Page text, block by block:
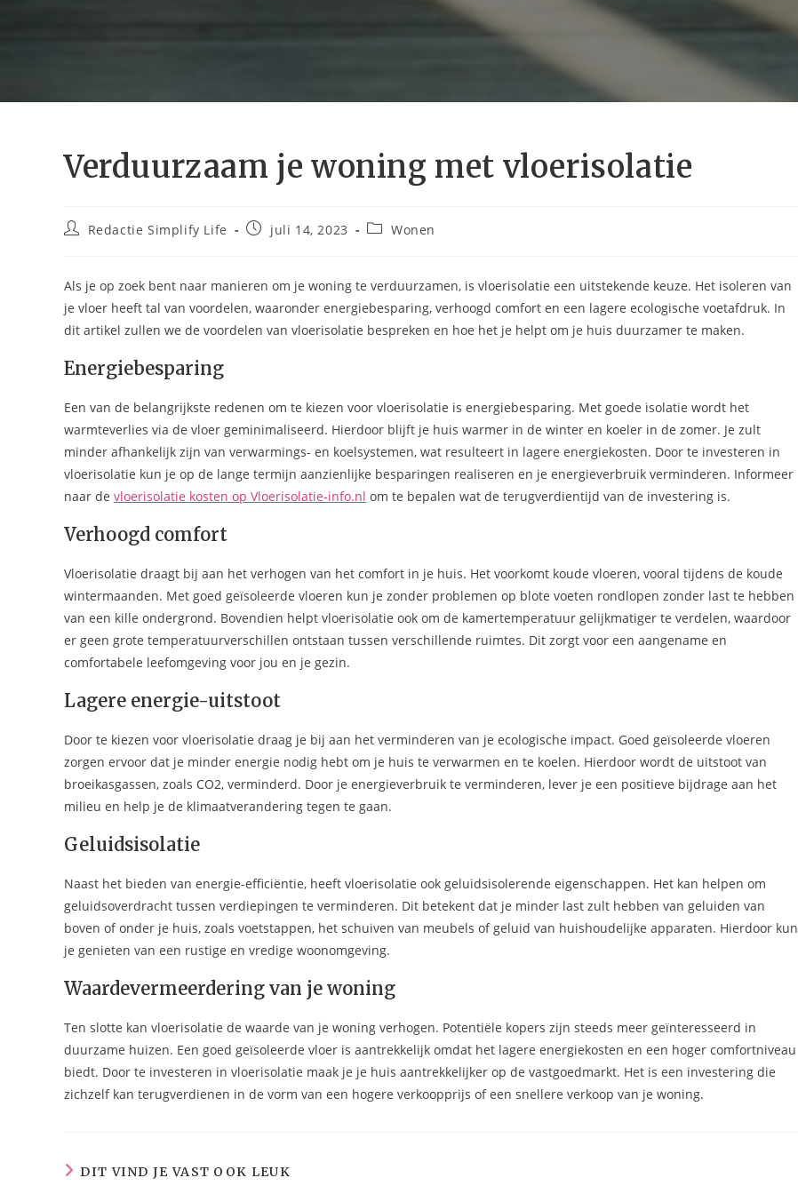
Verduurzaam je woning met vloerisolatie
BerichtRedactie Simplify Life
Berichtjuli 14, 2023 Berichtcategorie:
Wonen
Als je op zoek bent naar manieren om je woning te verduurzamen, is vloerisolatie een uitstekende keuze. Het isoleren van
je vloer heeft tal van voordelen, waaronder energiebesparing, verhoogd comfort en een lagere ecologische voetafdruk. In
dit artikel zullen we de voordelen van vloerisolatie bespreken en hoe het je helpt om je huis duurzamer te maken.
Energiebesparing
Een van de belangrijkste redenen om te kiezen voor vloerisolatie is energiebesparing. Met goede isolatie wordt het
warmteverlies via de vloer geminimaliseerd. Hierdoor blijft je huis warmer in de winter en koeler in de zomer. Je zult
minder afhankelijk zijn van verwarmings- en koelsystemen, wat resulteert in lagere energiekosten. Door te investeren in
vloerisolatie kun je op de lange termijn aanzienlijke besparingen realiseren en je energieverbruik verminderen. Informeer
naar de vloerisolatie kosten op Vloerisolatie-info.nl om te bepalen wat de terugverdientijd van de investering is.
Verhoogd comfort
Vloerisolatie draagt bij aan het verhogen van het comfort in je huis. Het voorkomt koude vloeren, vooral tijdens de koude
wintermaanden. Met goed geïsoleerde vloeren kun je zonder problemen op blote voeten rondlopen zonder last te hebben
van een kille ondergrond. Bovendien helpt vloerisolatie ook om de kamertemperatuur gelijkmatiger te verdelen, waardoor
er geen grote temperatuurverschillen ontstaan tussen verschillende ruimtes. Dit zorgt voor een aangename en
comfortabele leefomgeving voor jou en je gezin.
Lagere energie-uitstoot
Door te kiezen voor vloerisolatie draag je bij aan het verminderen van je ecologische impact. Goed geïsoleerde vloeren
zorgen ervoor dat je minder energie nodig hebt om je huis te verwarmen en te koelen. Hierdoor wordt de uitstoot van
broeikasgassen, zoals CO2, verminderd. Door je energieverbruik te verminderen, lever je een positieve bijdrage aan het
milieu en help je de klimaatverandering tegen te gaan.
Geluidsisolatie
Naast het bieden van energie-efficiëntie, heeft vloerisolatie ook geluidsisolerende eigenschappen. Het kan helpen om
geluidsoverdracht tussen verdiepingen te verminderen. Dit betekent dat je minder last zult hebben van geluiden van
boven of onder je huis, zoals voetstappen, het schuiven van meubels of geluid van huishoudelijke apparaten. Hierdoor kun
je genieten van een rustige en vredige woonomgeving.
Waardevermeerdering van je woning
Ten slotte kan vloerisolatie de waarde van je woning verhogen. Potentiële kopers zijn steeds meer geïnteresseerd in
duurzame huizen. Een goed geïsoleerde vloer is aantrekkelijk omdat het lagere energiekosten en een hoger comfortniveau
biedt. Door te investeren in vloerisolatie maak je je huis aantrekkelijker op de vastgoedmarkt. Het is een investering die
zichzelf kan terugverdienen in de vorm van een hogere verkoopprijs of een snellere verkoop van je woning.
DIT VIND JE VAST OOK LEUK